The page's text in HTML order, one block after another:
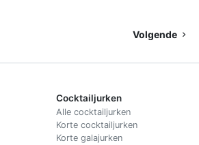
Volgende
Cocktailjurken
Alle cocktailjurken
Korte cocktailjurken
Korte galajurken